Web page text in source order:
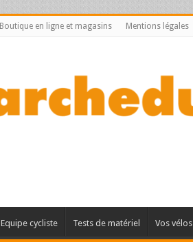
Boutique en ligne et magasins Mentions légales
Equipe cycliste Tests de matériel Vos vélos